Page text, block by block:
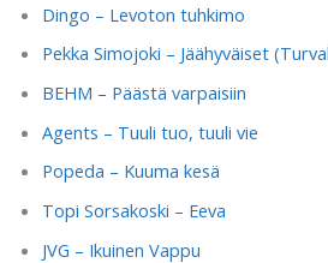
Dingo – Levoton tuhkimo
Pekka Simojoki – Jäähyväiset
BEHM – Päästä varpaisiin
Agents – Tuuli tuo, tuuli vie
Popeda – Kuuma kesä
Topi Sorsakoski – Eeva
JVG – Ikuinen Vappu